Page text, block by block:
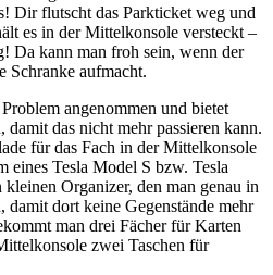
Dir flutscht das Parkticket weg und
es in der Mittelkonsole versteckt –
Da kann man froh sein, wenn der
Schranke aufmacht.
angenommen und bietet
das nicht mehr passieren kann.
für das Fach in der Mittelkonsole
eines Tesla Model S bzw. Tesla
Organizer, den man genau in
dort keine Gegenstände mehr
man drei Fächer für Karten
zwei Taschen für